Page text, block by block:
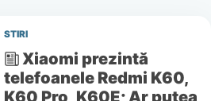
STIRI
Xiaomi prezintă
telefoanele Redmi K60,
K60 Pro, K60E; Ar putea